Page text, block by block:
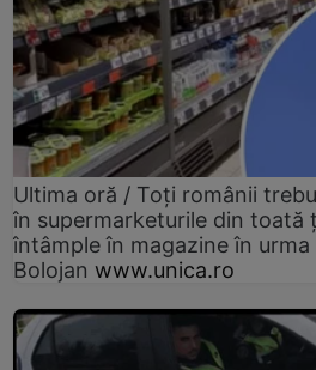
Ultima oră / Toți românii
în supermarketurile din toată
întâmple în magazine în
Bolojan www.unica.ro